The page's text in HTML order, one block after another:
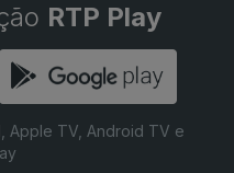
RTP Play
Apple TV, Android TV e